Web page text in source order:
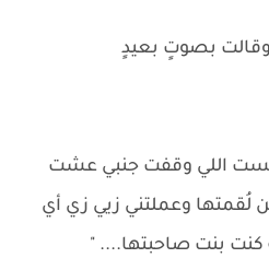
بصوتٍ بعيدٍ
اللي وقفت جنبي عشت
وعملتني زيي زي أي
كنت بنت صاحبتها.... "